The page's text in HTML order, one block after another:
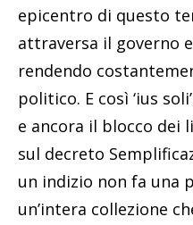
epicentro di questo
attraversa il governo
rendendo
politico. E così ‘ius
e ancora il blocco dei
sul decreto
un indizio non fa una
un’intera collezione